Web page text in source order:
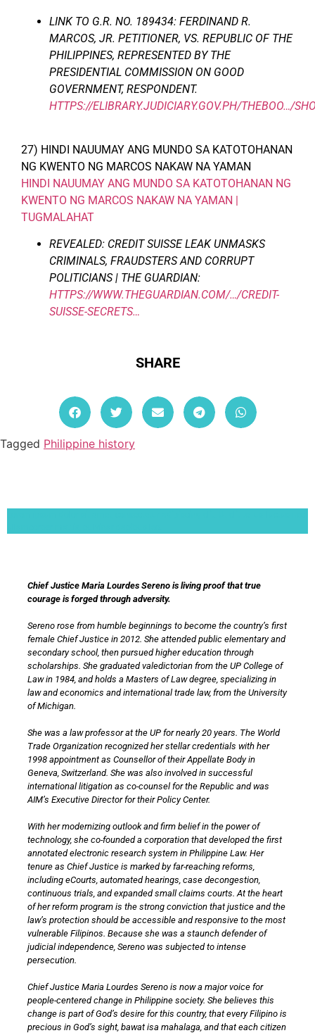
LINK TO G.R. NO. 189434: FERDINAND R.
MARCOS, JR. PETITIONER, VS. REPUBLIC OF THE
PHILIPPINES, REPRESENTED BY THE
PRESIDENTIAL COMMISSION ON GOOD
GOVERNMENT, RESPONDENT.
HTTPS://ELIBRARY.JUDICIARY.GOV.PH/THEBOO…/
27) HINDI NAUUMAY ANG MUNDO SA KATOTOHANAN
NG KWENTO NG MARCOS NAKAW NA YAMAN
HINDI NAUUMAY ANG MUNDO SA KATOTOHANAN NG
KWENTO NG MARCOS NAKAW NA YAMAN |
TUGMALAHAT
REVEALED: CREDIT SUISSE LEAK UNMASKS
CRIMINALS, FRAUDSTERS AND CORRUPT
POLITICIANS | THE GUARDIAN:
HTTPS://WWW.THEGUARDIAN.COM/…/CREDIT-
SUISSE-SECRETS…
SHARE
Tagged Philippine history
Chief Justice Maria Lourdes Sereno is living proof that true
courage is forged through adversity.
Sereno rose from humble beginnings to become the country’s first
female Chief Justice in 2012. She attended public elementary and
secondary school, then pursued higher education through
scholarships. She graduated valedictorian from the UP College of
Law in 1984, and holds a Masters of Law degree, specializing in
law and economics and international trade law, from the University
of Michigan.
She was a law professor at the UP for nearly 20 years. The World
Trade Organization recognized her stellar credentials with her
1998 appointment as Counsellor of their Appellate Body in
Geneva, Switzerland. She was also involved in successful
international litigation as co-counsel for the Republic and was
AIM’s Executive Director for their Policy Center.
With her modernizing outlook and firm belief in the power of
technology, she co-founded a corporation that developed the first
annotated electronic research system in Philippine Law. Her
tenure as Chief Justice is marked by far-reaching reforms,
including eCourts, automated hearings, case decongestion,
continuous trials, and expanded small claims courts. At the heart
of her reform program is the strong conviction that justice and the
law’s protection should be accessible and responsive to the most
vulnerable Filipinos. Because she was a staunch defender of
judicial independence, Sereno was subjected to intense
persecution.
Chief Justice Maria Lourdes Sereno is now a major voice for
people-centered change in Philippine society. She believes this
change is part of God’s desire for this country, that every Filipino is
precious in God’s sight, bawat isa mahalaga, and that each citizen